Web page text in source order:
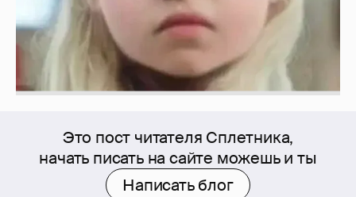
Это пост читателя Сплетника,
начать писать на сайте можешь и ты
Написать блог